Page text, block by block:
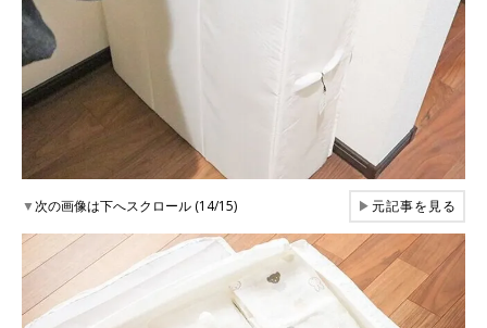
▼次の画像は下へスクロール (14/15) ▶元記事を見る